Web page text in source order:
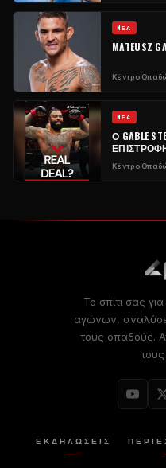
NΈΑ
MATEUSZ
Κέντρο
NΈΑ
Ο GABLE
Κέντρο
Το σπίτι σας
αγώνων,
τους οπαδούς.
ΕΚΔΗΛΏΣΕΙΣ